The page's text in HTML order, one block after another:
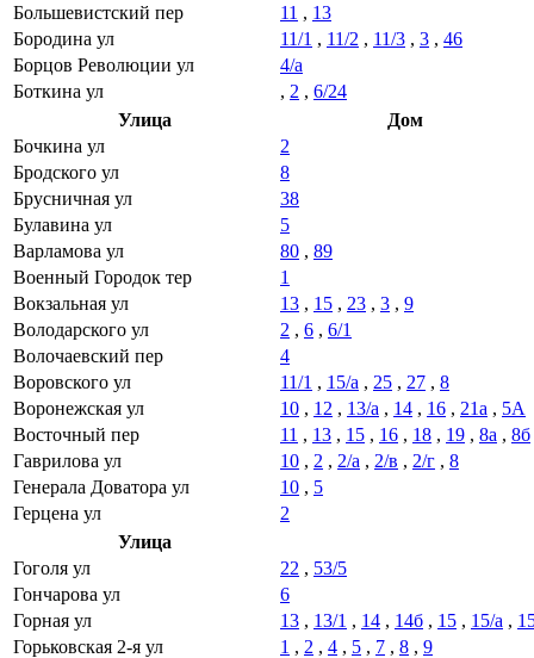
Большевистский пер
11 , 13
Бородина ул
11/1 , 11/2 , 11/3 , 3 , 46
Борцов Революции ул
4/а
Боткина ул
, 2 , 6/24
Улица
Дом
Бочкина ул
2
Бродского ул
8
Брусничная ул
38
Булавина ул
5
Варламова ул
80 , 89
Военный Городок тер
1
Вокзальная ул
13 , 15 , 23 , 3 , 9
Володарского ул
2 , 6 , 6/1
Волочаевский пер
4
Воровского ул
11/1 , 15/а , 25 , 27 , 8
Воронежская ул
10 , 12 , 13/а , 14 , 16 , 21а , 5А
Восточный пер
11 , 13 , 15 , 16 , 18 , 19 , 8а , 8б
Гаврилова ул
10 , 2 , 2/а , 2/в , 2/г , 8
Генерала Доватора ул
10 , 5
Герцена ул
2
Улица
Гоголя ул
22 , 53/5
Гончарова ул
6
Горная ул
13 , 13/1 , 14 , 14б , 15 , 15/а ,
Горьковская 2-я ул
1 , 2 , 4 , 5 , 7 , 8 , 9